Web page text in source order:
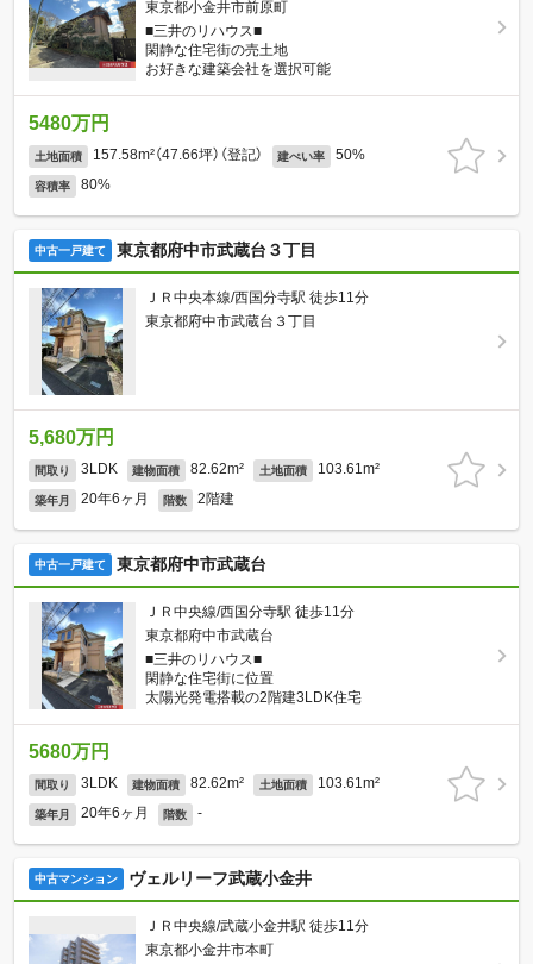
東京都小金井市前原町
■三井のリハウス■
閑静な住宅街の売土地
お好きな建築会社を選択可能
5480万円
土地面積 157.58m²（47.66坪）（登記） 建ぺい率 50%
容積率 80%
中古一戸建て 東京都府中市武蔵台３丁目
ＪＲ中央本線/西国分寺駅 徒歩11分
東京都府中市武蔵台３丁目
5,680万円
間取り 3LDK 建物面積 82.62m² 土地面積 103.61m²
築年月 20年6ヶ月 階数 2階建
中古一戸建て 東京都府中市武蔵台
ＪＲ中央線/西国分寺駅 徒歩11分
東京都府中市武蔵台
■三井のリハウス■
閑静な住宅街に位置
太陽光発電搭載の2階建3LDK住宅
5680万円
間取り 3LDK 建物面積 82.62m² 土地面積 103.61m²
築年月 20年6ヶ月 階数 -
中古マンション ヴェルリーフ武蔵小金井
ＪＲ中央線/武蔵小金井駅 徒歩11分
東京都小金井市本町